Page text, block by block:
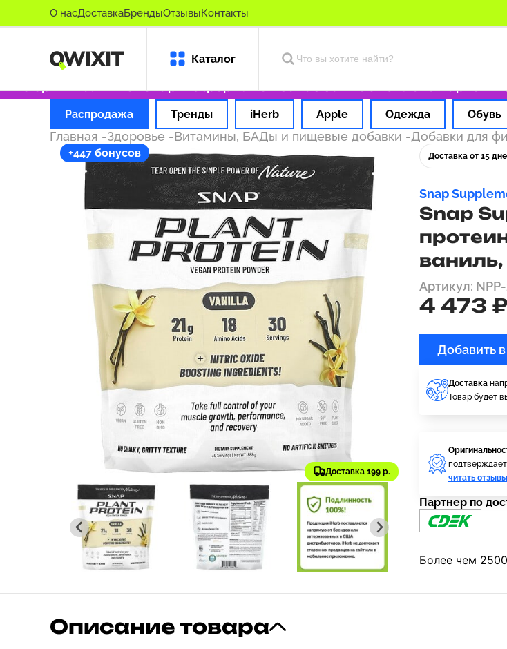
О насДоставкаБрендыОтзывыКонтакты
Каталог
оригинальные товары Оформляем заказ за 1 час Оплата картой РФ
Распродажа Тренды iHerb Apple Одежда Обувь
Главная -Здоровье -Витамины, БАДы и пищевые добавки -Добавки для
+447 бонусов
Доставка 199 р.
Доставка от 15
Snap
Snap
ваниль,
Артикул:
4 473 ₽
Добавить
Доставка
Товар будет
читать отзывы
Партнер по
Более чем
Описание товара